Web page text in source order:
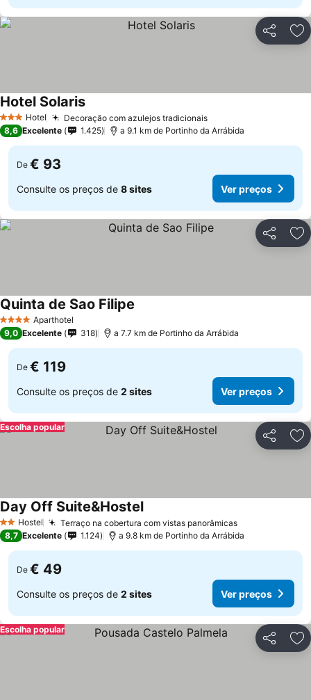
Partilhar
3 EstrelasHotel Decoração com azulejos tradicionaisVer preços
Hotel SolarisVer preços
8,6 Excelente 1.425 a 9.1 km de Portinho da Arrábida
De € 93
Consulte os preços de 8 sites Ver preços
Partilhar
4 EstrelasAparthotel
Quinta de Sao Filipe
9,0 Excelente 318 a 7.7 km de Portinho da Arrábida
De € 119
Consulte os preços de 2 sites Ver preços
Partilhar
Escolha popular
2 Estrelas
Hostel Terraço na cobertura com vistas panorâmicasVer preços
Day Off Suite&HostelVer preços
8,7 Excelente 1.124 a 9.8 km de Portinho da Arrábida
De € 49
Consulte os preços de 2 sites Ver preços
Partilhar
Escolha popular